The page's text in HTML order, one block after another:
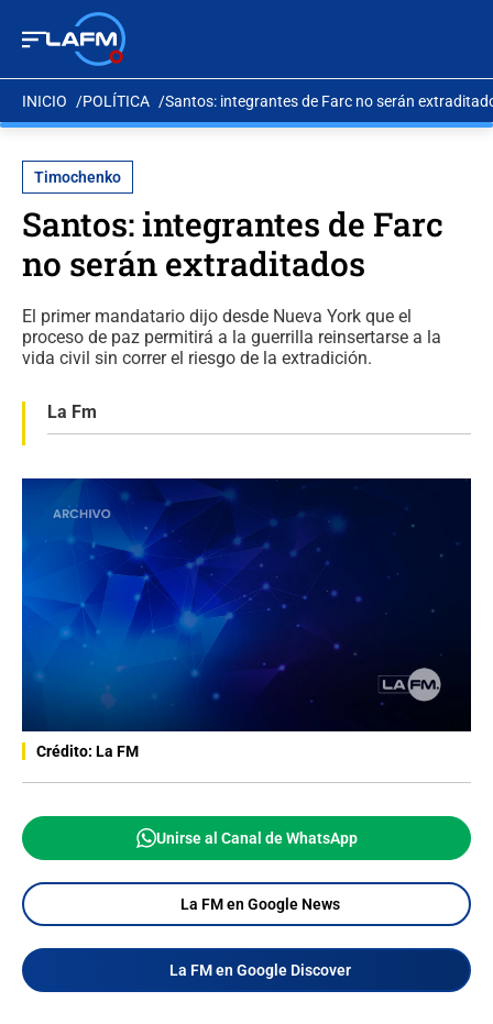
INICIO POLÍTICA Santos: integrantes de Farc no serán
Timochenko
Santos: integrantes de Farc
no serán extraditados
El primer mandatario dijo desde Nueva York que el
proceso de paz permitirá a la guerrilla reinsertarse a la
vida civil sin correr el riesgo de la extradición.
La Fm
Crédito: La FM
Unirse al Canal de WhatsApp
La FM en Google News
La FM en Google Discover